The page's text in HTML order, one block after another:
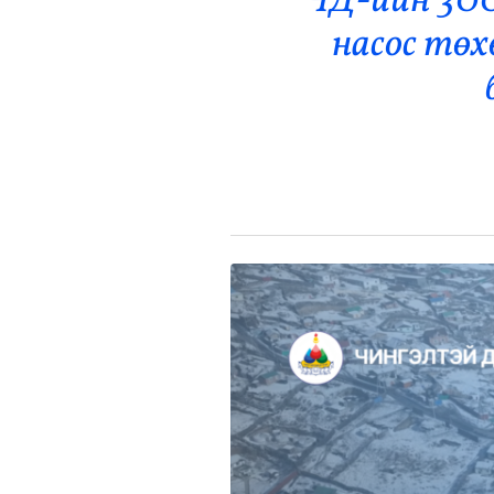
Эрүүл Мэнд
Эрэн Сурвалжилга
насос